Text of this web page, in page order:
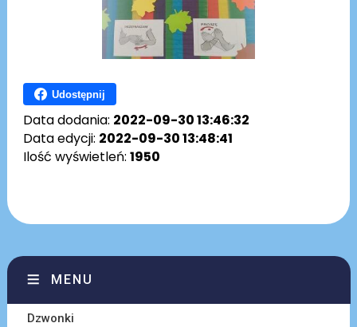
Udostępnij
Data dodania: 2022-09-30 13:46:32
Data edycji: 2022-09-30 13:48:41
Ilość wyświetleń: 1950
MENU
Dzwonki